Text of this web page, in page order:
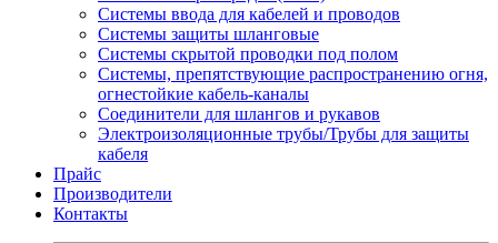
Системы ввода для кабелей и проводов
Системы защиты шланговые
Системы скрытой проводки под полом
Системы, препятствующие распространению огня,
огнестойкие кабель-каналы
Соединители для шлангов и рукавов
Электроизоляционные трубы/Трубы для защиты
кабеля
Прайс
Производители
Контакты